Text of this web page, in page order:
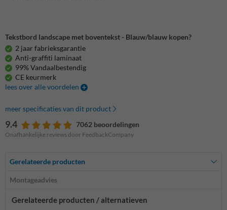
Tekstbord landscape met boventekst - Blauw/blauw kopen?
2 jaar fabrieksgarantie
Anti-graffiti laminaat
99% Vandaalbestendig
CE keurmerk
lees over alle voordelen
meer specificaties van dit product
9.4 7062 beoordelingen
Onafhankelijke reviews door FeedbackCompany
Gerelateerde producten
Montageadvies
Gerelateerde producten / alternatieven